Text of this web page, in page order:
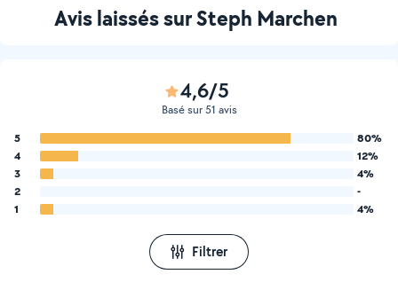
Avis laissés sur Steph Marchen
4,6/5
Basé sur 51 avis
5
80%
4
12%
3
4%
2
-
1
4%
Filtrer